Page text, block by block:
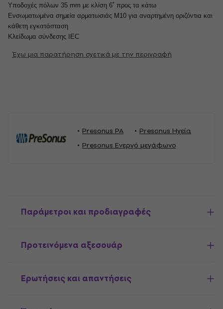
Υποδοχές πόλων 35 mm με κλίση 6˚ προς τα κάτω
Ενσωματωμένα σημεία αρματωσιάς M10 για αναρτημένη οριζόντια και
κάθετη εγκατάσταση
Κλείδωμα σύνδεσης IEC
Έχω μια παρατήρηση σχετικά με την περιγραφή
Presonus PA
Presonus Ηχεία
Presonus Ενεργό μεγάφωνο
Παράμετροι και προδιαγραφές
Προτεινόμενα αξεσουάρ
Ερωτήσεις και απαντήσεις